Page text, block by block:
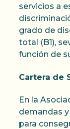
servicios a
grado de
total (B1),
función de
Cartera de
En la
demandas
para